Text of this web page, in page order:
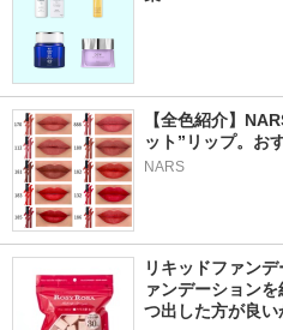
【全色紹介】
ット”リップ。お
NARS
リキッドファン
ァンデーション
つ出した方が良